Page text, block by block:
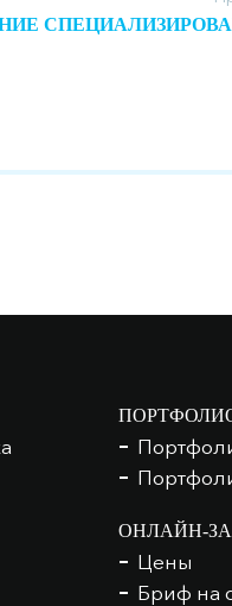
ОНЛАЙН-
Цены
Бриф на